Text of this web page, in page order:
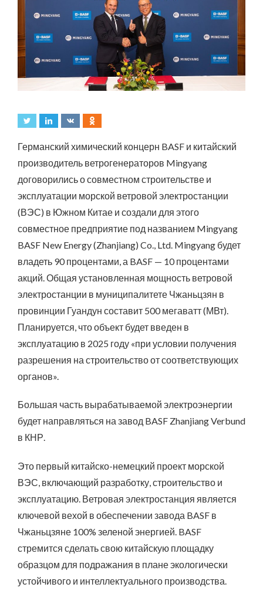
Германский химический концерн BASF и китайский
производитель ветрогенераторов Mingyang
договорились о совместном строительстве и
эксплуатации морской ветровой электростанции
(ВЭС) в Южном Китае и создали для этого
совместное предприятие под названием Mingyang
BASF New Energy (Zhanjiang) Co., Ltd. Mingyang будет
владеть 90 процентами, а BASF — 10 процентами
акций. Общая установленная мощность ветровой
электростанции в муниципалитете Чжаньцзян в
провинции Гуандун составит 500 мегаватт (МВт).
Планируется, что объект будет введен в
эксплуатацию в 2025 году «при условии получения
разрешения на строительство от соответствующих
органов».
Большая часть вырабатываемой электроэнергии
будет направляться на завод BASF Zhanjiang Verbund
в КНР.
Это первый китайско-немецкий проект морской
ВЭС, включающий разработку, строительство и
эксплуатацию. Ветровая электростанция является
ключевой вехой в обеспечении завода BASF в
Чжаньцзяне 100% зеленой энергией. BASF
стремится сделать свою китайскую площадку
образцом для подражания в плане экологически
устойчивого и интеллектуального производства.